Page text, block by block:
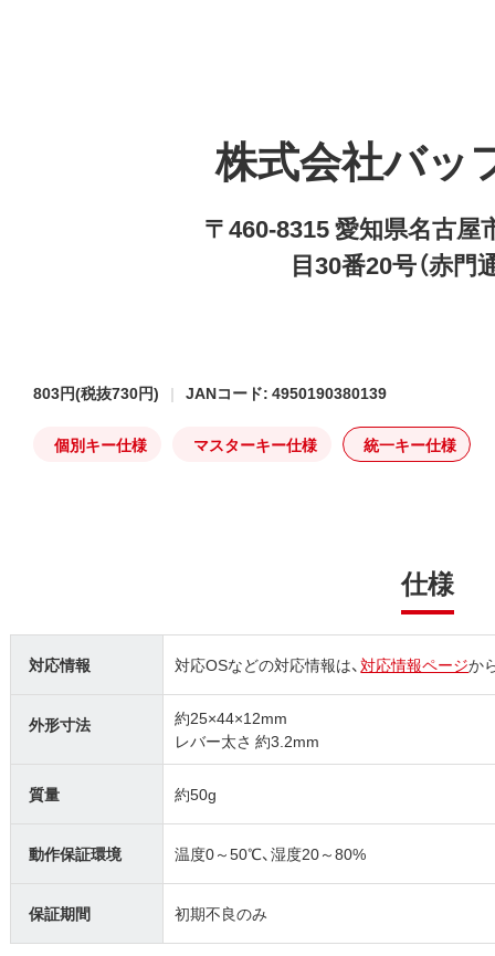
株式会社バッ
〒460-8315 愛知県名古屋
目30番20号（赤門
803円(税抜730円) JANコード: 4950190380139
個別キー仕様 マスターキー仕様 統一キー仕様
仕様
対応情報 対応OSなどの対応情報は、対応情報ページか
外形寸法
約25×44×12mm
レバー太さ 約3.2mm
質量 約50g
動作保証環境 温度0～50℃、湿度20～80%
保証期間 初期不良のみ